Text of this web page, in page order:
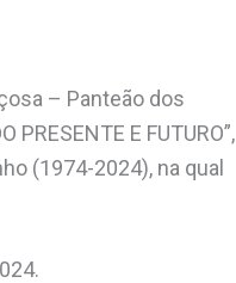
– Panteão dos
E FUTURO”,
(1974-2024), na qual